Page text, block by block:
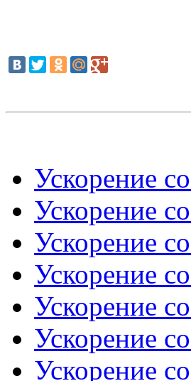
Ускорение
Ускорение
Ускорение
Ускорение
Ускорение
Ускорение
Ускорение